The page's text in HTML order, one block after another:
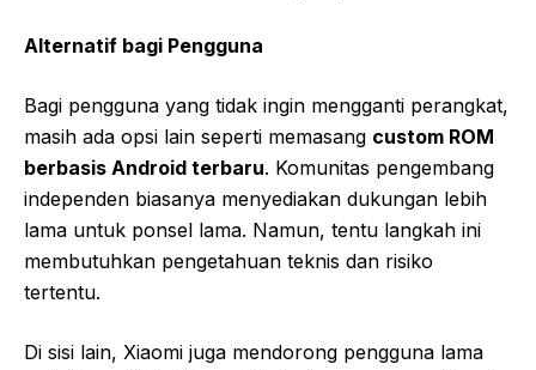
Alternatif bagi Pengguna
Bagi pengguna yang tidak ingin mengganti perangkat,
masih ada opsi lain seperti memasang custom ROM
berbasis Android terbaru. Komunitas pengembang
independen biasanya menyediakan dukungan lebih
lama untuk ponsel lama. Namun, tentu langkah ini
membutuhkan pengetahuan teknis dan risiko
tertentu.
Di sisi lain, Xiaomi juga mendorong pengguna lama